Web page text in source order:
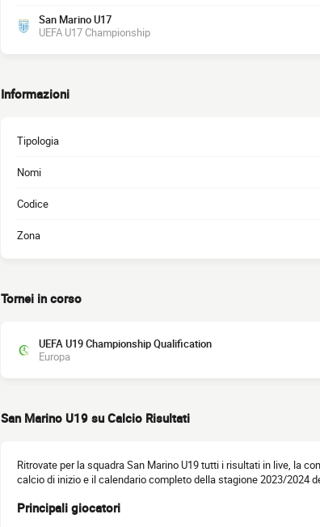
San Marino U17
UEFA U17 Championship
Informazioni
Tipologia
Nomi
Codice
Zona
Tornei in corso
UEFA U19 Championship Qualification
Europa
San Marino U19 su Calcio Risultati
Ritrovate per la squadra San Marino U19 tutti i risultati in live, la
calcio di inizio e il calendario completo della stagione 2023/2024
Principali giocatori